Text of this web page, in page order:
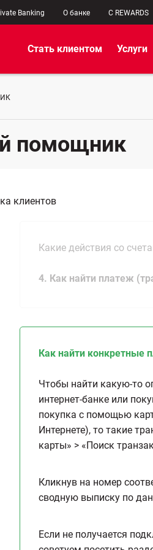
Banking О банке C REWARDS
Стать клиентом Услуги
помощник
клиентов
Какие действия со
4. Как найти платеж
Как найти конкретные
Чтобы найти какую-то
интернет-банке или
покупка с помощью
Интернете), то такие
карты» > «Поиск
Кликнув на номер
сводную выписку по
Если не получается